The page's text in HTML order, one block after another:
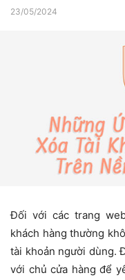
23/05/2024
Đối với các trang
khách hàng thường
tài khoản người dùng.
với chủ cửa hàng để